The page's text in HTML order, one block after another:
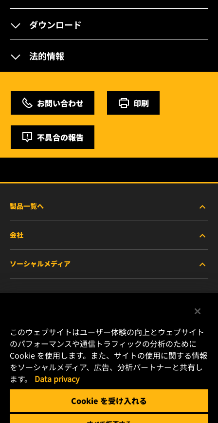
ダウンロード
法的情報
お問い合わせ 印刷
不具合の報告
製品一覧へ
商用車および建機・農機・産業用途車両
乗用車および小型トラック
特殊用途向けフィルター
会社
WIXについて
リソース
キャリア
データプライバシー
リーガルノーティス
ソーシャルメディア
Instagram
YouTube
横浜市港北区新横浜2-15-10 YS新横浜ビル2F
Email: info.jp@mann-hummel.com
このウェブサイトはユーザー体験の向上とウェブサイト
のパフォーマンスや通信トラフィックの分析のために
Cookie を使用します。また、サイトの使用に関する情報
をソーシャルメディア、広告、分析パートナーと共有し
ます。
Data privacy
Cookie を受け入れる